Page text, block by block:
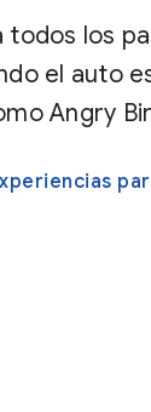
todos los
el auto
Angry